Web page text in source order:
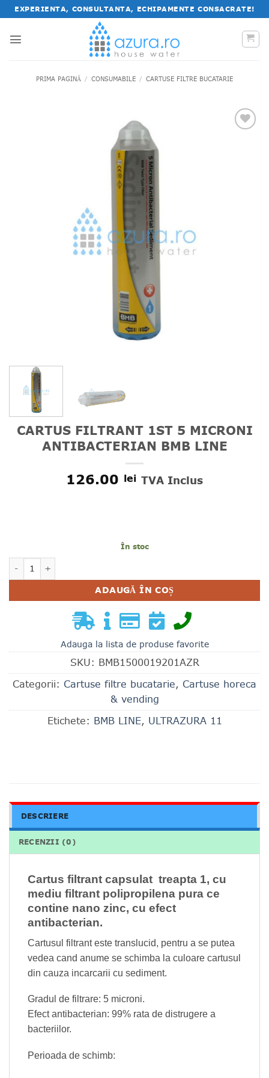
Salt
la
conținut
EXPERIENTA, CONSULTANTA, ECHIPAMENTE CONSACRATE!
PRIMA PAGINĂ / CONSUMABILE / CARTUSE FILTRE BUCATARIE
CARTUS FILTRANT 1ST 5 MICRONI
ANTIBACTERIAN BMB LINE
126.00 lei TVA Inclus
În stoc
Cantitate CARTUS FILTRANT 1ST 5 MICRONI
ADAUGĂ ÎN COȘ
Adauga la lista de produse favorite
SKU: BMB1500019201AZR
Categorii: Cartuse filtre bucatarie, Cartuse horeca
& vending
Etichete: BMB LINE, ULTRAZURA 11
DESCRIERE
RECENZII (0)
Cartus filtrant capsulat treapta 1, cu
mediu filtrant polipropilena pura ce
contine nano zinc, cu efect
antibacterian.
Cartusul filtrant este translucid, pentru a se putea
vedea cand anume se schimba la culoare cartusul
din cauza incarcarii cu sediment.
Gradul de filtrare: 5 microni.
Efect antibacterian: 99% rata de distrugere a
bacteriilor.
Perioada de schimb: